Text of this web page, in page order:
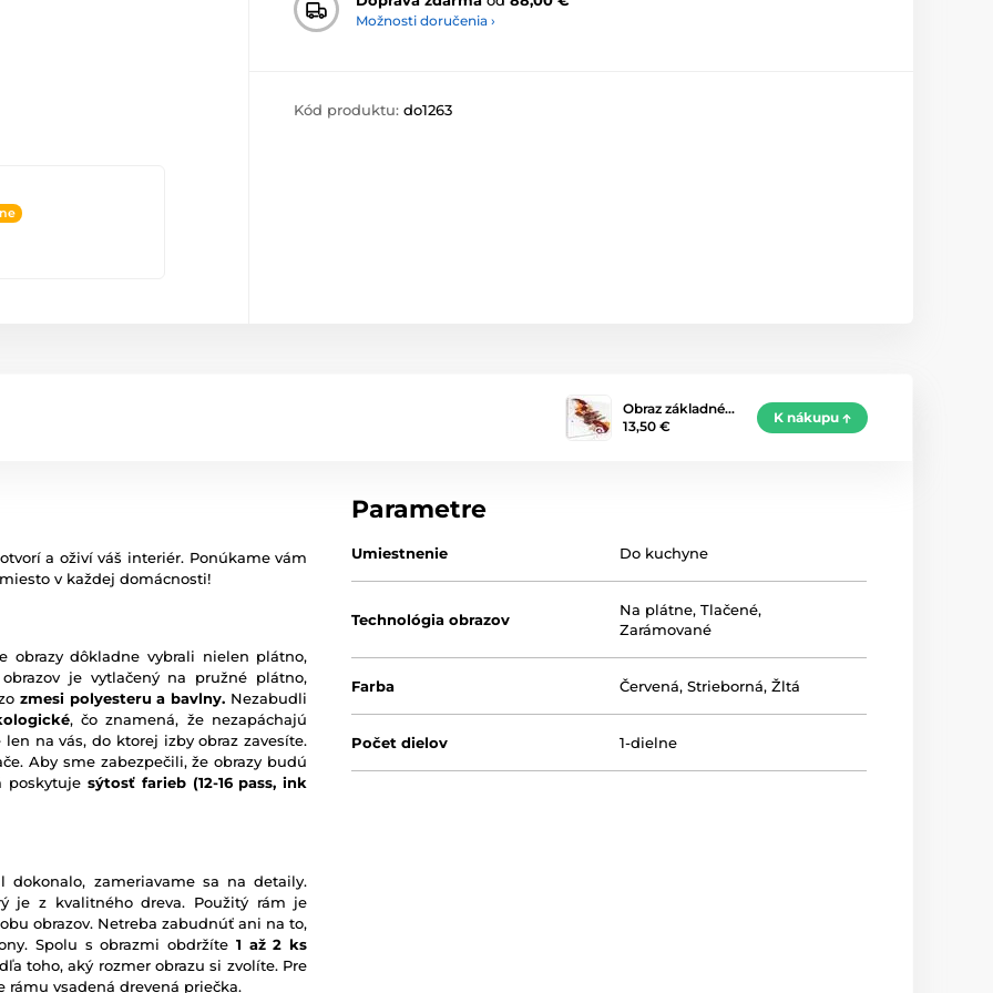
Možnosti doručenia ›
Kód produktu: do1263
Obraz základné…
13,50 €
K nákupu
a oživí váš interiér. Ponúkame vám
v každej domácnosti!
dôkladne vybrali nielen plátno,
je vytlačený na pružné plátno,
zmesi polyesteru a bavlny. Nezabudli
, čo znamená, že nezapáchajú
na vás, do ktorej izby obraz zavesíte.
Aby sme zabezpečili, že obrazy budú
poskytujesýtosť farieb (12-16 pass, ink
dokonalo, zameriavame sa na detaily.
je z kvalitného dreva. Použitý rám je
obrazov. Netreba zabudnúť ani na to,
Spolu s obrazmi obdržíte 1 až 2 ks
toho, aký rozmer obrazu si zvolíte. Pre
rámu vsadená drevená priečka.
Parametre
Umiestnenie Do kuchyne
Technológia obrazov
Na plátne,Tlačené,
Zarámované
Farba Červená,Strieborná,Žltá
Počet dielov 1-dielne